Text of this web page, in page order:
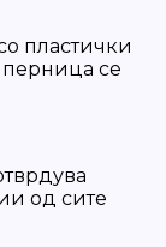
пластички
се
од сите